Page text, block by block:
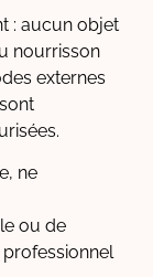
: aucun objet
nourrisson
externes
ne
ou de